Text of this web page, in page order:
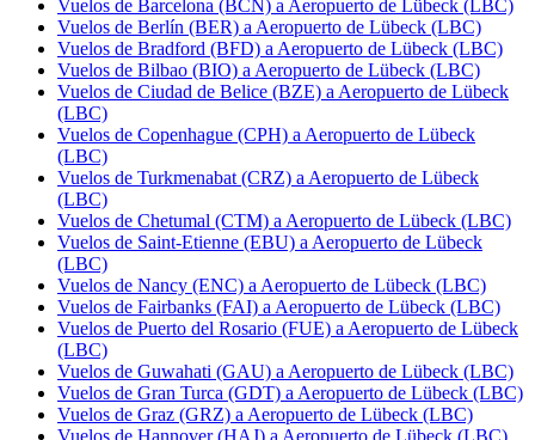
Vuelos de Barcelona (BCN) a Aeropuerto de Lübeck (LBC)
Vuelos de Berlín (BER) a Aeropuerto de Lübeck (LBC)
Vuelos de Bradford (BFD) a Aeropuerto de Lübeck (LBC)
Vuelos de Bilbao (BIO) a Aeropuerto de Lübeck (LBC)
Vuelos de Ciudad de Belice (BZE) a Aeropuerto de Lübeck
(LBC)
Vuelos de Copenhague (CPH) a Aeropuerto de Lübeck
(LBC)
Vuelos de Turkmenabat (CRZ) a Aeropuerto de Lübeck
(LBC)
Vuelos de Chetumal (CTM) a Aeropuerto de Lübeck (LBC)
Vuelos de Saint-Etienne (EBU) a Aeropuerto de Lübeck
(LBC)
Vuelos de Nancy (ENC) a Aeropuerto de Lübeck (LBC)
Vuelos de Fairbanks (FAI) a Aeropuerto de Lübeck (LBC)
Vuelos de Puerto del Rosario (FUE) a Aeropuerto de Lübeck
(LBC)
Vuelos de Guwahati (GAU) a Aeropuerto de Lübeck (LBC)
Vuelos de Gran Turca (GDT) a Aeropuerto de Lübeck (LBC)
Vuelos de Graz (GRZ) a Aeropuerto de Lübeck (LBC)